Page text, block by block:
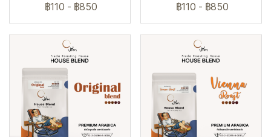
฿110 - ฿850
฿110 - ฿850